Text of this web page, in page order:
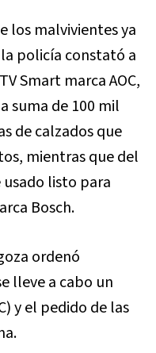
los malvivientes ya
policía constató a
Smart marca AOC,
suma de 100 mil
de calzados que
mientras que del
listo para
Bosch.
ordenó
lleve a cabo un
y el pedido de las